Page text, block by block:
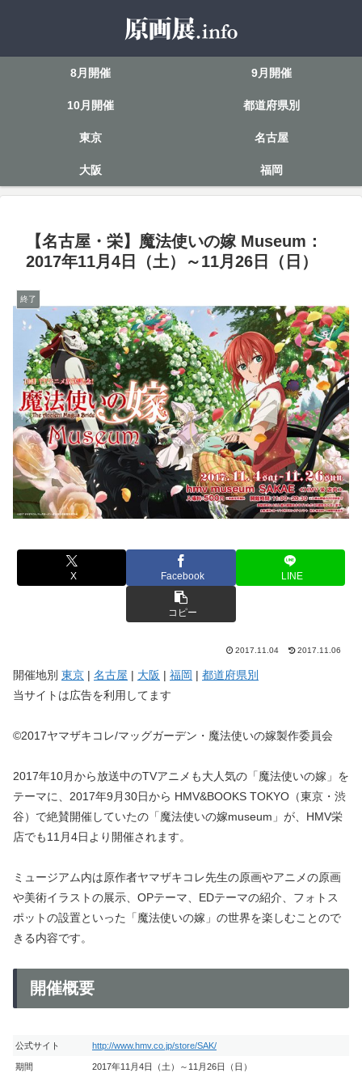
8月開催 9月開催
10月開催 都道府県別
東京 名古屋
大阪 福岡
【名古屋・栄】魔法使いの嫁 Museum：
2017年11月4日（土）～11月26日（日）
終了
X Facebook LINE
コピー
2017.11.04 2017.11.06
開催地別 東京 | 名古屋 | 大阪 | 福岡 | 都道府県別
当サイトは広告を利用してます
©2017ヤマザキコレ/マッグガーデン・魔法使いの嫁製作委員会
2017年10月から放送中のTVアニメも大人気の「魔法使いの嫁」を
テーマに、2017年9月30日から HMV&BOOKS TOKYO（東京・渋
谷）で絶賛開催していたの「魔法使いの嫁museum」が、HMV栄
店でも11月4日より開催されます。
ミュージアム内は原作者ヤマザキコレ先生の原画やアニメの原画
や美術イラストの展示、OPテーマ、EDテーマの紹介、フォトス
ポットの設置といった「魔法使いの嫁」の世界を楽しむことので
きる内容です。
開催概要
公式サイト http://www.hmv.co.jp/store/SAK/
期間 2017年11月4日（土）～11月26日（日）